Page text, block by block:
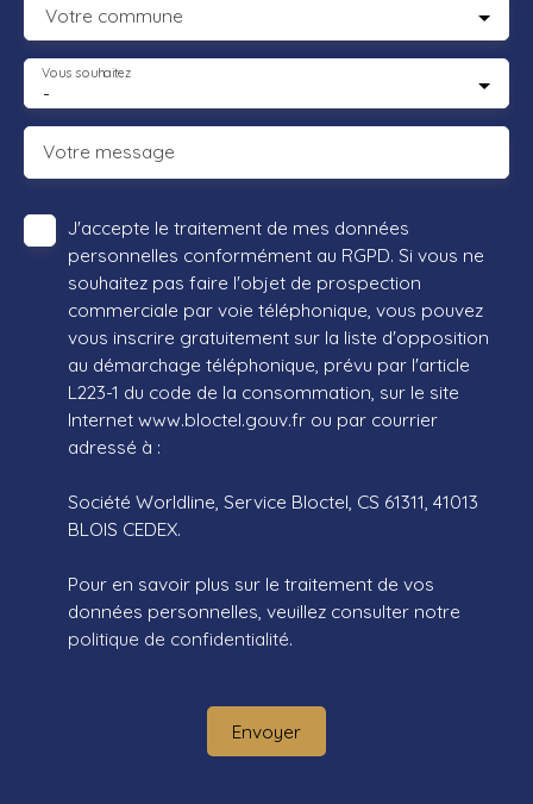
Votre commune
-
Vous souhaitez
Votre message
J'accepte le traitement de mes données
personnelles conformément au RGPD. Si vous ne
souhaitez pas faire l'objet de prospection
commerciale par voie téléphonique, vous pouvez
vous inscrire gratuitement sur la liste d'opposition
au démarchage téléphonique, prévu par l'article
L223-1 du code de la consommation, sur le site
Internet www.bloctel.gouv.fr ou par courrier
adressé à :
Société Worldline, Service Bloctel, CS 61311, 41013
BLOIS CEDEX.
Pour en savoir plus sur le traitement de vos
données personnelles, veuillez consulter notre
politique de confidentialité.
Envoyer